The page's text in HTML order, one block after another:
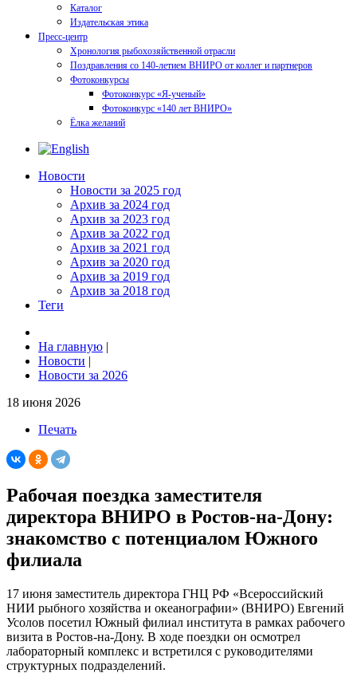
Каталог
Издательская этика
Пресс-центр
Хронология рыбохозяйственной отрасли
Поздравления со 140-летием ВНИРО от коллег и партнеров
Фотоконкурсы
Фотоконкурс «Я-ученый»
Фотоконкурс «140 лет ВНИРО»
Ёлка желаний
Новости
Новости за 2025 год
Архив за 2024 год
Архив за 2023 год
Архив за 2022 год
Архив за 2021 год
Архив за 2020 год
Архив за 2019 год
Архив за 2018 год
Теги
На главную |
Новости |
Новости за 2026
18 июня 2026
Печать
Рабочая поездка заместителя
директора ВНИРО в Ростов-на-Дону:
знакомство с потенциалом Южного
филиала
17 июня заместитель директора ГНЦ РФ «Всероссийский
НИИ рыбного хозяйства и океанографии» (ВНИРО) Евгений
Усолов посетил Южный филиал института в рамках рабочего
визита в Ростов-на-Дону. В ходе поездки он осмотрел
лабораторный комплекс и встретился с руководителями
структурных подразделений.